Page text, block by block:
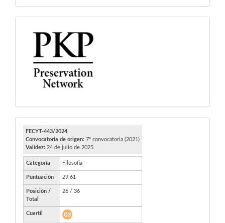
PKP
FECYT